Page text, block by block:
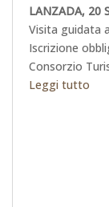
LANZADA, 20
Visita guidata
Iscrizione
Consorzio
Leggi tutto